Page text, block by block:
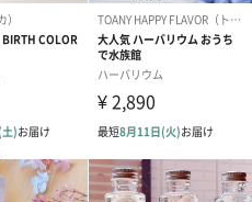
ョン情報